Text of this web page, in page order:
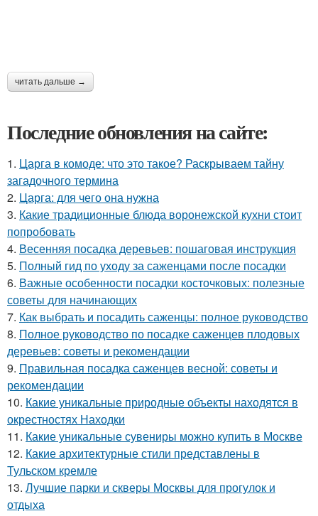
читать дальше →
Последние обновления на сайте:
1. Царга в комоде: что это такое? Раскрываем тайну
загадочного термина
2. Царга: для чего она нужна
3. Какие традиционные блюда воронежской кухни стоит
попробовать
4. Весенняя посадка деревьев: пошаговая инструкция
5. Полный гид по уходу за саженцами после посадки
6. Важные особенности посадки косточковых: полезные
советы для начинающих
7. Как выбрать и посадить саженцы: полное руководство
8. Полное руководство по посадке саженцев плодовых
деревьев: советы и рекомендации
9. Правильная посадка саженцев весной: советы и
рекомендации
10. Какие уникальные природные объекты находятся в
окрестностях Находки
11. Какие уникальные сувениры можно купить в Москве
12. Какие архитектурные стили представлены в
Тульском кремле
13. Лучшие парки и скверы Москвы для прогулок и
отдыха